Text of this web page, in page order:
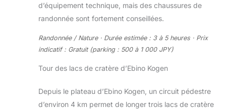
d’équipement technique, mais des chaussures de
randonnée sont fortement conseillées.
Randonnée / Nature · Durée estimée : 3 à 5 heures · Prix
indicatif : Gratuit (parking : 500 à 1 000 JPY)
Tour des lacs de cratère d’Ebino Kogen
Depuis le plateau d’Ebino Kogen, un circuit pédestre
d’environ 4 km permet de longer trois lacs de cratère